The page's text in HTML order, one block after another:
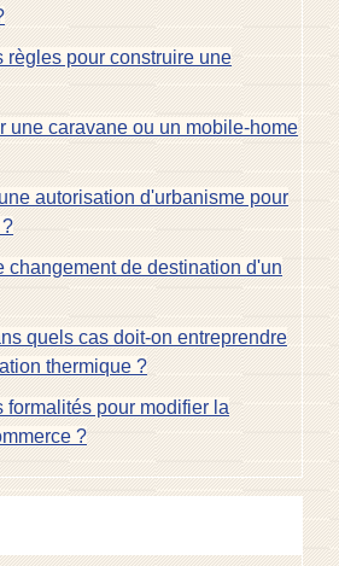
règles pour construire une
une caravane ou un mobile-home
autorisation d'urbanisme pour
changement de destination d'un
quels cas doit-on entreprendre
thermique ?
formalités pour modifier la
?